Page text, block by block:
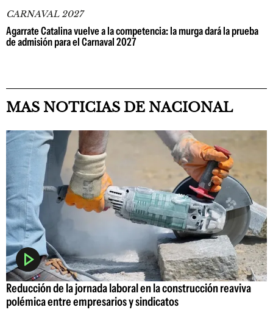
CARNAVAL 2027
Agarrate Catalina vuelve a la competencia: la murga dará la prueba
de admisión para el Carnaval 2027
MAS NOTICIAS DE NACIONAL
Reducción de la jornada laboral en la construcción reaviva
polémica entre empresarios y sindicatos